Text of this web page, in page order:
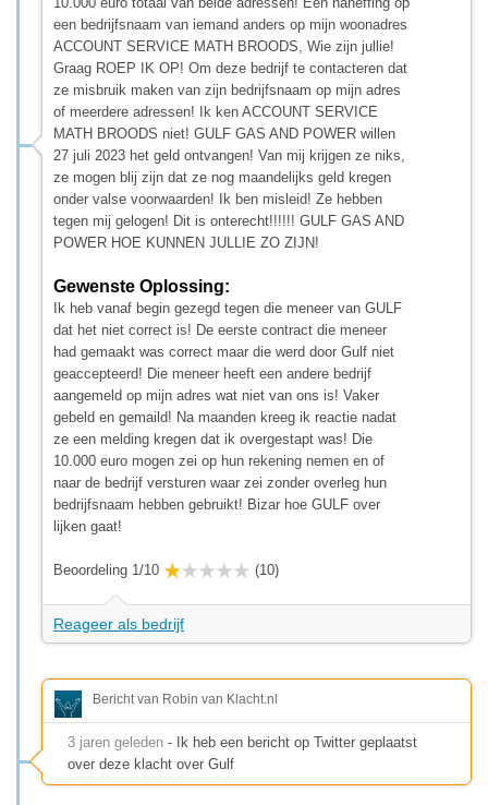
een bedrijfsnaam van iemand anders op mijn woonadres
ACCOUNT SERVICE MATH BROODS, Wie zijn jullie!
Graag ROEP IK OP! Om deze bedrijf te contacteren dat
ze misbruik maken van zijn bedrijfsnaam op mijn adres
of meerdere adressen! Ik ken ACCOUNT SERVICE
MATH BROODS niet! GULF GAS AND POWER willen
27 juli 2023 het geld ontvangen! Van mij krijgen ze niks,
ze mogen blij zijn dat ze nog maandelijks geld kregen
onder valse voorwaarden! Ik ben misleid! Ze hebben
tegen mij gelogen! Dit is onterecht!!!!!! GULF GAS AND
POWER HOE KUNNEN JULLIE ZO ZIJN!
Gewenste Oplossing:
Ik heb vanaf begin gezegd tegen die meneer van GULF
dat het niet correct is! De eerste contract die meneer
had gemaakt was correct maar die werd door Gulf niet
geaccepteerd! Die meneer heeft een andere bedrijf
aangemeld op mijn adres wat niet van ons is! Vaker
gebeld en gemaild! Na maanden kreeg ik reactie nadat
ze een melding kregen dat ik overgestapt was! Die
10.000 euro mogen zei op hun rekening nemen en of
naar de bedrijf versturen waar zei zonder overleg hun
bedrijfsnaam hebben gebruikt! Bizar hoe GULF over
lijken gaat!
Beoordeling 1/10 (10)
Reageer als bedrijf
Bericht van Robin van Klacht.nl
3 jaren geleden - Ik heb een bericht op Twitter geplaatst
over deze klacht over Gulf